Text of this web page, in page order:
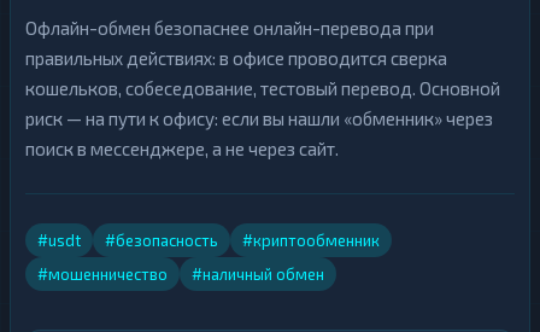
Офлайн-обмен безопаснее онлайн-перевода при
правильных действиях: в офисе проводится сверка
кошельков, собеседование, тестовый перевод. Основной
риск — на пути к офису: если вы нашли «обменник» через
поиск в мессенджере, а не через сайт.
#usdt #безопасность
#криптообменник
#мошенничество
#наличный обмен